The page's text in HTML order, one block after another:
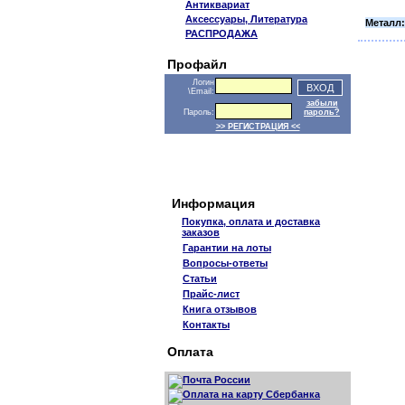
Антиквариат
Аксессуары, Литература
РАСПРОДАЖА
Профайл
Логин
\Email:
Пароль:
забыли
пароль?
>> РЕГИСТРАЦИЯ <<
Информация
Покупка, оплата и доставка
заказов
Гарантии на лоты
Вопросы-ответы
Статьи
Прайс-лист
Книга отзывов
Контакты
Оплата
Металл: